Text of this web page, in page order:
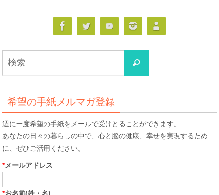
検
索
希望の手紙メルマガ登録
週に一度希望の手紙をメールで受けとることができます。
あなたの日々の暮らしの中で、心と脳の健康、幸せを実現するため
に、ぜひご活用ください。
*メールアドレス
*お名前(姓・名)